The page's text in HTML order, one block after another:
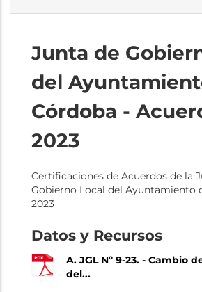
Junta de
del
Córdoba -
2023
Certificaciones de Acuerdos de la
Gobierno Local del Ayuntamiento
2023
Datos y Recursos
A. JGL Nº 9-23. - Cambio
del...